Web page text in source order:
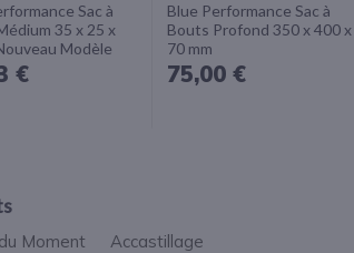
Sac à
35 x 25 x
Modèle
€
Blue Performance Sac à
Bouts Profond 350 x 400 x
70 mm
75,00 €
Moment
Accastillage